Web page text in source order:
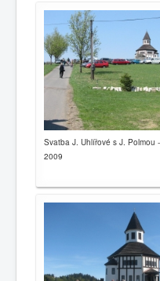
Svatba J. Uhlířové s J. Polmou
2009